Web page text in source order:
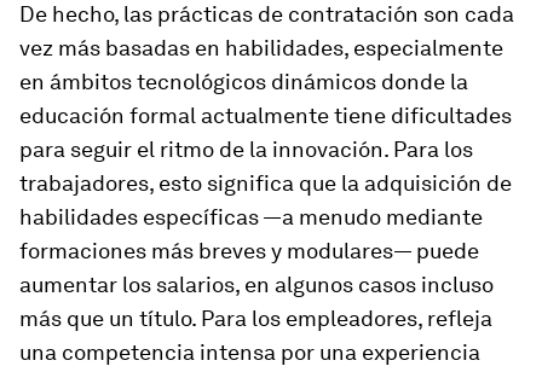
De hecho, las prácticas de contratación son cada
vez más basadas en habilidades, especialmente
en ámbitos tecnológicos dinámicos donde la
educación formal actualmente tiene dificultades
para seguir el ritmo de la innovación. Para los
trabajadores, esto significa que la adquisición de
habilidades específicas —a menudo mediante
formaciones más breves y modulares— puede
aumentar los salarios, en algunos casos incluso
más que un título. Para los empleadores, refleja
una competencia intensa por una experiencia